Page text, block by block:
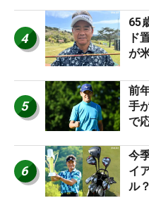
4
65
ド
が
5
前
手
で
6
今
イ
ル